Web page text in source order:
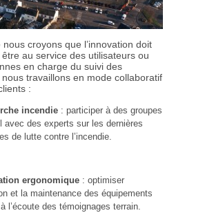
nous croyons que l’innovation doit
au service des utilisateurs ou
en charge du suivi des
travaillons en mode collaboratif
:
incendie : participer à des groupes
avec des experts sur les dernières
de lutte contre l’incendie.
ergonomique : optimiser
et la maintenance des équipements
l’écoute des témoignages terrain.